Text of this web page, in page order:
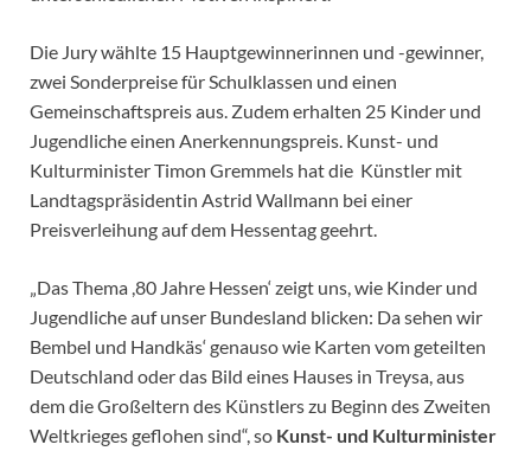
Die Jury wählte 15 Hauptgewinnerinnen und -gewinner,
zwei Sonderpreise für Schulklassen und einen
Gemeinschaftspreis aus. Zudem erhalten 25 Kinder und
Jugendliche einen Anerkennungspreis. Kunst- und
Kulturminister Timon Gremmels hat die Künstler mit
Landtagspräsidentin Astrid Wallmann bei einer
Preisverleihung auf dem Hessentag geehrt.
„Das Thema ,80 Jahre Hessen‘ zeigt uns, wie Kinder und
Jugendliche auf unser Bundesland blicken: Da sehen wir
Bembel und Handkäs‘ genauso wie Karten vom geteilten
Deutschland oder das Bild eines Hauses in Treysa, aus
dem die Großeltern des Künstlers zu Beginn des Zweiten
Weltkrieges geflohen sind“, so Kunst- und Kulturminister